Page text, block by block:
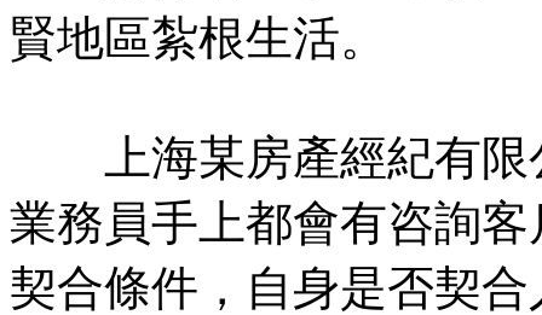
賢地區紮根生活。
上海某房產經紀有限
業務員手上都會有咨詢
契合條件，自身是否契